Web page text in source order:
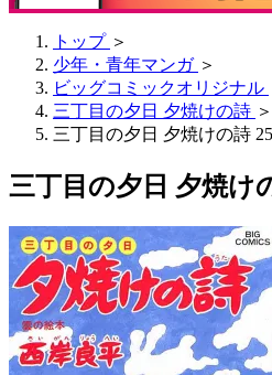
トップ ＞
少年・青年マンガ ＞
ビッグコミックオリジナル
三丁目の夕日 夕焼けの詩 ＞
三丁目の夕日 夕焼けの詩 25
三丁目の夕日 夕焼け